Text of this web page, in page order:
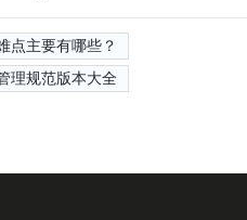
点主要有哪些？
理规范版本大全